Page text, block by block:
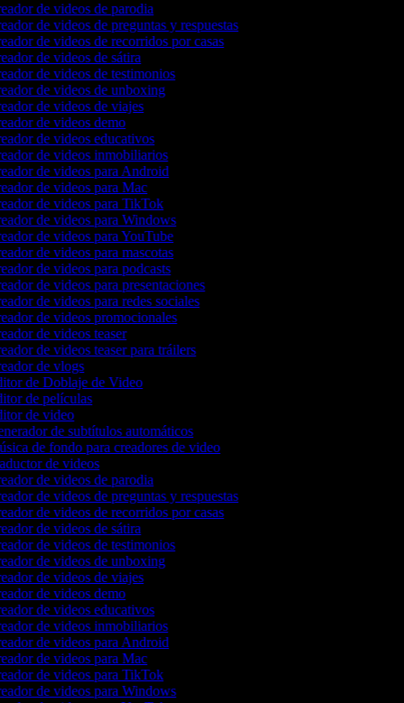
de videos de parodia
de videos de preguntas y respuestas
de videos de recorridos por casas
de videos de sátira
de videos de testimonios
de videos de unboxing
de videos de viajes
de videos demo
de videos educativos
de videos inmobiliarios
de videos para Android
de videos para Mac
de videos para TikTok
de videos para Windows
de videos para YouTube
de videos para mascotas
de videos para podcasts
de videos para presentaciones
de videos para redes sociales
de videos promocionales
de videos teaser
de videos teaser para tráilers
de vlogs
de Doblaje de Video
de películas
de video
de subtítulos automáticos
de fondo para creadores de video
de videos
de videos de parodia
de videos de preguntas y respuestas
de videos de recorridos por casas
de videos de sátira
de videos de testimonios
de videos de unboxing
de videos de viajes
de videos demo
de videos educativos
de videos inmobiliarios
de videos para Android
de videos para Mac
de videos para TikTok
de videos para Windows